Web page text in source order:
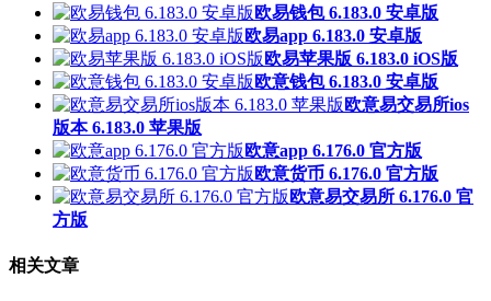
欧易钱包 6.183.0 安卓版
欧易app 6.183.0 安卓版
欧易苹果版 6.183.0 iOS版
欧意钱包 6.183.0 安卓版
欧意易交易所ios
版本 6.183.0 苹果版
欧意app 6.176.0 官方版
欧意货币 6.176.0 官方版
欧意易交易所 6.176.0 官
方版
相关文章